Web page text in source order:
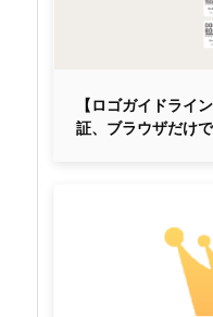
【ロゴガイドライ
証、ブラウザだけ